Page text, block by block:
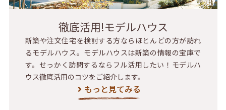
徹底活用!モデルハウス
新築や注文住宅を検討する方ならほとんどの方が訪れ
るモデルハウス。モデルハウスは新築の情報の宝庫で
す。せっかく訪問するならフル活用したい！モデルハ
ウス徹底活用のコツをご紹介します。
もっと見てみる